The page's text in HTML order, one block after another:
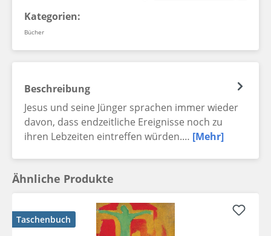
Kategorien:
Bücher
Beschreibung
Jesus und seine Jünger sprachen immer wieder
davon, dass endzeitliche Ereignisse noch zu
ihren Lebzeiten eintreffen würden.… [Mehr]
Ähnliche Produkte
Taschenbuch